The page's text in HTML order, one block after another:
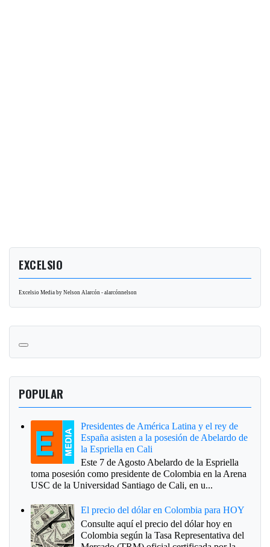
EXCELSIO
Excelsio Media by Nelson Alarcón - alarcónnelson
POPULAR
Presidentes de América Latina y el rey de
España asisten a la posesión de Abelardo de
la Espriella en Cali
Este 7 de Agosto Abelardo de la Espriella
toma posesión como presidente de Colombia en la Arena
USC de la Universidad Santiago de Cali, en u...
El precio del dólar en Colombia para HOY
Consulte aquí el precio del dólar hoy en
Colombia según la Tasa Representativa del